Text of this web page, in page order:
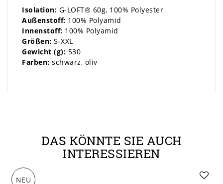
Isolation: G-LOFT® 60g, 100% Polyester
Außenstoff: 100% Polyamid
Innenstoff: 100% Polyamid
Größen: S-XXL
Gewicht (g): 530
Farben: schwarz, oliv
DAS KÖNNTE SIE AUCH
INTERESSIEREN
NEU